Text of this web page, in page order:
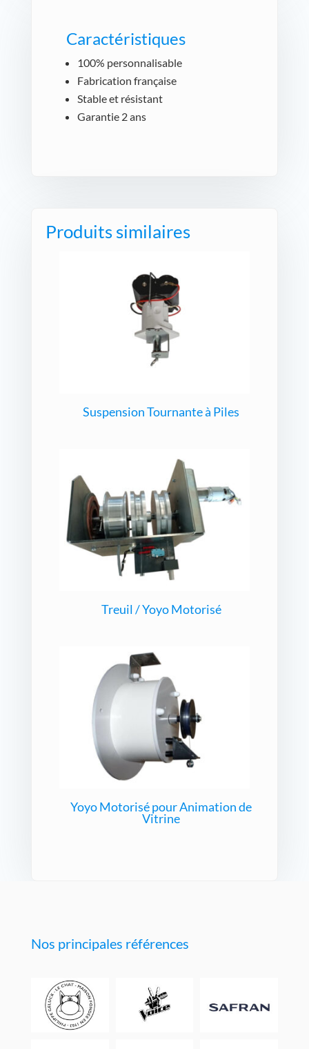
Caractéristiques
100% personnalisable
Fabrication française
Stable et résistant
Garantie 2 ans
Produits similaires
Suspension Tournante à Piles
Treuil / Yoyo Motorisé
Yoyo Motorisé pour Animation de
Vitrine
Nos principales références